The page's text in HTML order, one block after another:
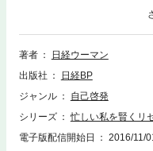
ト、検索、辞書の参照、引用
い女子のお部屋公開やせる＆
労3分メンテ1秒で開運／絶品
み方／勤続疲労3分メンテ／ヨ
が元気になる絶品朝ご飯◆朝時
跡
著者
日経ウーマン
出版社
日経BP
ジャンル
自己啓発
シリーズ
忙しい私を賢くリ
電子版配信開始日
2016/11/